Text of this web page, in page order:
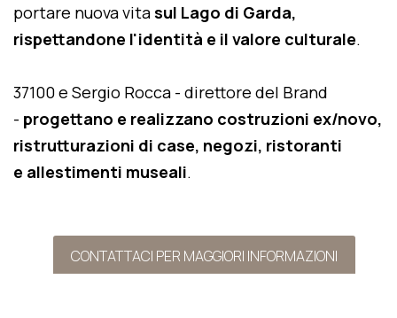
portare nuova vitasul Lago di Garda,
rispettandone l'identità e il valore culturale.
37100 e Sergio Rocca - direttore del Brand
- progettano e realizzano costruzioni ex/novo,
ristrutturazioni di case, negozi, ristoranti
e allestimenti museali.
CONTATTACI PER MAGGIORI INFORMAZIONI